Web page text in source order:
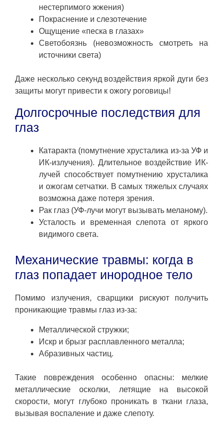
нестерпимого жжения)
Покраснение и слезотечение
Ощущение «песка в глазах»
Светобоязнь (невозможность смотреть на
источники света)
Даже несколько секунд воздействия яркой дуги без
защиты могут привести к ожогу роговицы!
Долгосрочные последствия для
глаз
Катаракта (помутнение хрусталика из-за УФ и
ИК-излучения). Длительное воздействие ИК-
лучей способствует помутнению хрусталика
и ожогам сетчатки. В самых тяжелых случаях
возможна даже потеря зрения.
Рак глаз (УФ-лучи могут вызывать меланому).
Усталость и временная слепота от яркого
видимого света.
Механические травмы: когда в
глаз попадает инородное тело
Помимо излучения, сварщики рискуют получить
проникающие травмы глаз из-за:
Металлической стружки;
Искр и брызг расплавленного металла;
Абразивных частиц.
Такие повреждения особенно опасны: мелкие
металлические осколки, летящие на высокой
скорости, могут глубоко проникать в ткани глаза,
вызывая воспаление и даже слепоту.